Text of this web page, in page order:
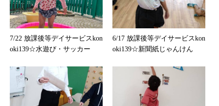
7/22 放課後等デイサービスkon
oki139☆水遊び・サッカー
6/17 放課後等デイサービスkon
oki139☆新聞紙じゃんけん